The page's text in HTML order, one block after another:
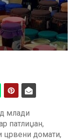
млади
патлиџан,
црвени домати,